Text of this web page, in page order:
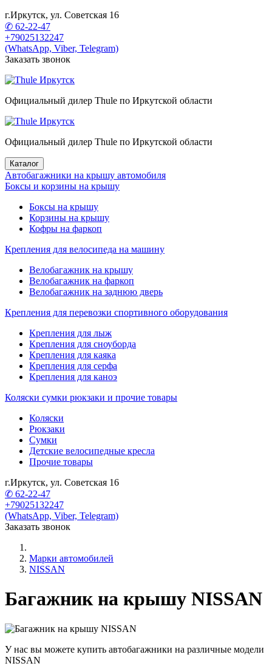
г.Иркутск, ул. Советская 16
✆ 62-22-47
+79025132247
(WhatsApp, Viber, Telegram)
Заказать звонок
Официальный дилер Thule по Иркутской области
Официальный дилер Thule по Иркутской области
Каталог
Автобагажники на крышу автомобиля
Боксы и корзины на крышу
Боксы на крышу
Корзины на крышу
Кофры на фаркоп
Крепления для велосипеда на машину
Велобагажник на крышу
Велобагажник на фаркоп
Велобагажник на заднюю дверь
Крепления для перевозки спортивного оборудования
Крепления для лыж
Крепления для сноуборда
Крепления для каяка
Крепления для серфа
Крепления для каноэ
Коляски сумки рюкзаки и прочие товары
Коляски
Рюкзаки
Сумки
Детские велосипедные кресла
Прочие товары
г.Иркутск, ул. Советская 16
✆ 62-22-47
+79025132247
(WhatsApp, Viber, Telegram)
Заказать звонок
Марки автомобилей
NISSAN
Багажник на крышу NISSAN
У нас вы можете купить автобагажники на различные модели
NISSAN